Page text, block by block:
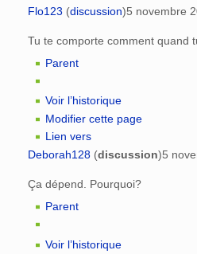
Flo123 (discussion)5 novembre
Tu te comporte comment quand
Parent
Voir l’historique
Modifier cette page
Lien vers
Deborah128 (discussion)5
Ça dépend. Pourquoi?
Parent
Voir l’historique